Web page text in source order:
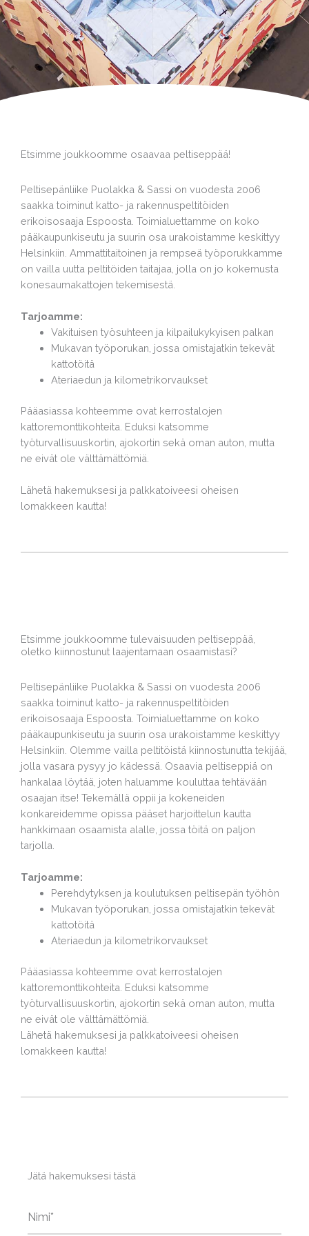
Etsimme joukkoomme osaavaa peltiseppää!
Peltisepänliike Puolakka & Sassi on vuodesta 2006
saakka toiminut katto- ja rakennuspeltitöiden
erikoisosaaja Espoosta. Toimialuettamme on koko
pääkaupunkiseutu ja suurin osa urakoistamme keskittyy
Helsinkiin. Ammattitaitoinen ja rempseä työporukkamme
on vailla uutta peltitöiden taitajaa, jolla on jo kokemusta
konesaumakattojen tekemisestä.
Tarjoamme:
Vakituisen työsuhteen ja kilpailukykyisen palkan
Mukavan työporukan, jossa omistajatkin tekevät
kattotöitä
Ateriaedun ja kilometrikorvaukset
Pääasiassa kohteemme ovat kerrostalojen
kattoremonttikohteita. Eduksi katsomme
työturvallisuuskortin, ajokortin sekä oman auton, mutta
ne eivät ole välttämättömiä.
Lähetä hakemuksesi ja palkkatoiveesi oheisen
lomakkeen kautta!
Etsimme joukkoomme tulevaisuuden peltiseppää,
oletko kiinnostunut laajentamaan osaamistasi?
Peltisepänliike Puolakka & Sassi on vuodesta 2006
saakka toiminut katto- ja rakennuspeltitöiden
erikoisosaaja Espoosta. Toimialuettamme on koko
pääkaupunkiseutu ja suurin osa urakoistamme keskittyy
Helsinkiin. Olemme vailla peltitöistä kiinnostunutta tekijää,
jolla vasara pysyy jo kädessä. Osaavia peltiseppiä on
hankalaa löytää, joten haluamme kouluttaa tehtävään
osaajan itse! Tekemällä oppii ja kokeneiden
konkareidemme opissa pääset harjoittelun kautta
hankkimaan osaamista alalle, jossa töitä on paljon
tarjolla.
Tarjoamme:
Perehdytyksen ja koulutuksen peltisepän työhön
Mukavan työporukan, jossa omistajatkin tekevät
kattotöitä
Ateriaedun ja kilometrikorvaukset
Pääasiassa kohteemme ovat kerrostalojen
kattoremonttikohteita. Eduksi katsomme
työturvallisuuskortin, ajokortin sekä oman auton, mutta
ne eivät ole välttämättömiä.
Lähetä hakemuksesi ja palkkatoiveesi oheisen
lomakkeen kautta!
Jätä hakemuksesi tästä